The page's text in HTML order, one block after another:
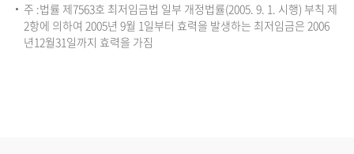
주 :법률 제7563호 최저임금법 일부 개정법률(2005. 9. 1. 시행) 부칙 제
2항에 의하여 2005년 9월 1일부터 효력을 발생하는 최저임금은 2006
년12월31일까지 효력을 가짐